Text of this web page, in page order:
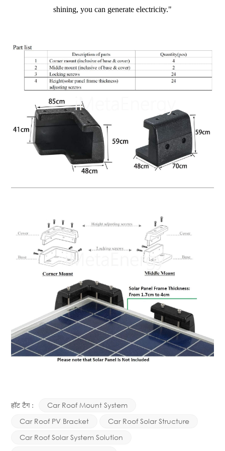
shining, you can generate electricity."
हॉट टैग :
Car Roof Mount System
Car Roof PV Bracket
Car Roof Solar Structure
Car Roof Solar System Solution